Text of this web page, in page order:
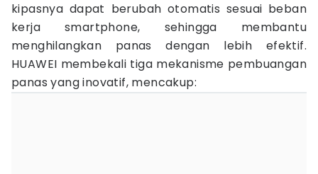
kipasnya dapat berubah otomatis sesuai beban
kerja smartphone, sehingga membantu
menghilangkan panas dengan lebih efektif.
HUAWEI membekali tiga mekanisme pembuangan
panas yang inovatif, mencakup: